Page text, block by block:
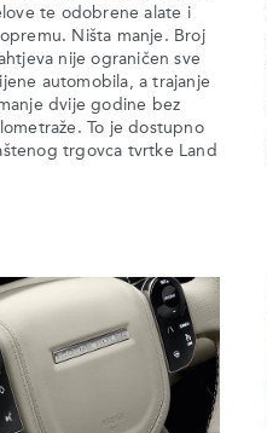
te odobrene alate i
Ništa manje. Broj
nije ograničen sve
automobila, a trajanje
dvije godine bez
To je dostupno
trgovca tvrtke Land